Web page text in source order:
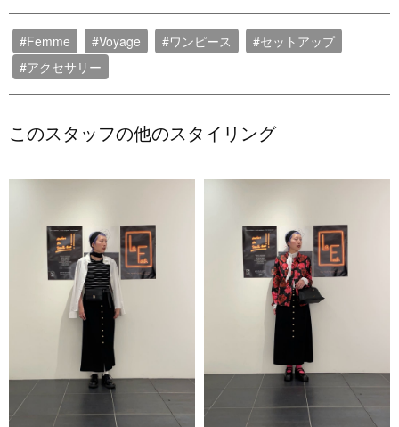
#Femme #Voyage #ワンピース
#セットアップ
#アクセサリー
このスタッフの他のスタイリング